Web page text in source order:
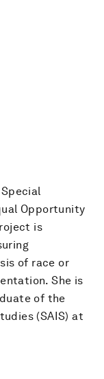
Opportunity
is
of race or
She is
of the
(SAIS) at